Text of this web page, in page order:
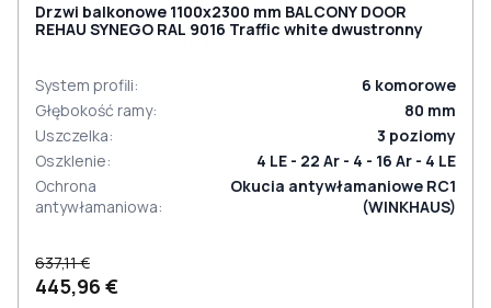
Drzwi balkonowe 1100x2300 mm BALCONY DOOR
REHAU SYNEGO RAL 9016 Traffic white dwustronny
System profili: 6 komorowe
Głębokość ramy: 80 mm
Uszczelka: 3 poziomy
Oszklenie:
4 LE - 22 Ar - 4 - 16 Ar - 4 LE
Ochrona
antywłamaniowa:
Okucia antywłamaniowe RC1
(WINKHAUS)
637,11 €
445,96 €